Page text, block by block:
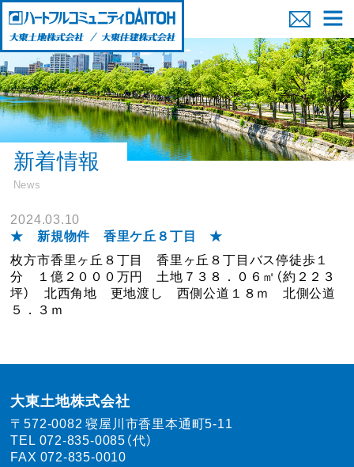
新着情報
News
2024.03.10
★ 新規物件 香里ケ丘８丁目 ★
枚方市香里ヶ丘８丁目 香里ヶ丘８丁目バス停徒歩１
分 １億２０００万円 土地７３８．０６㎡（約２２３
坪） 北西角地 更地渡し 西側公道１８ｍ 北側公道
５．３ｍ
大東土地株式会社
〒572-0082寝屋川市香里本通町5-11
TEL 072-835-0085（代）
FAX 072-835-0010